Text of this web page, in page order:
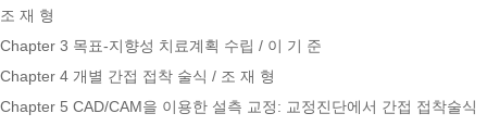
조 재 형
Chapter 3 목표-지향성 치료계획 수립 / 이 기 준
Chapter 4 개별 간접 접착 술식 / 조 재 형
Chapter 5 CAD/CAM을 이용한 설측 교정: 교정진단에서 간접 접착술식